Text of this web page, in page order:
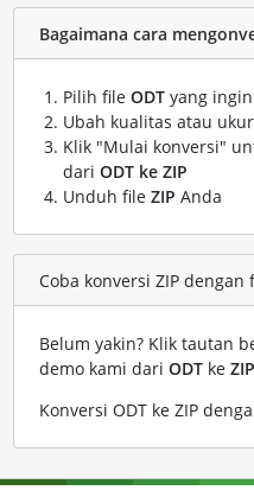
Bagaimana cara
Pilih file ODTyang ingin
Ubah kualitas atau
Klik "Mulai konversi"
dari ODT ke ZIP
Unduh file ZIP Anda
Coba konversi ZIP dengan
Belum yakin? Klik tautan
demo kami dari ODTke ZIP
Konversi ODT ke ZIP